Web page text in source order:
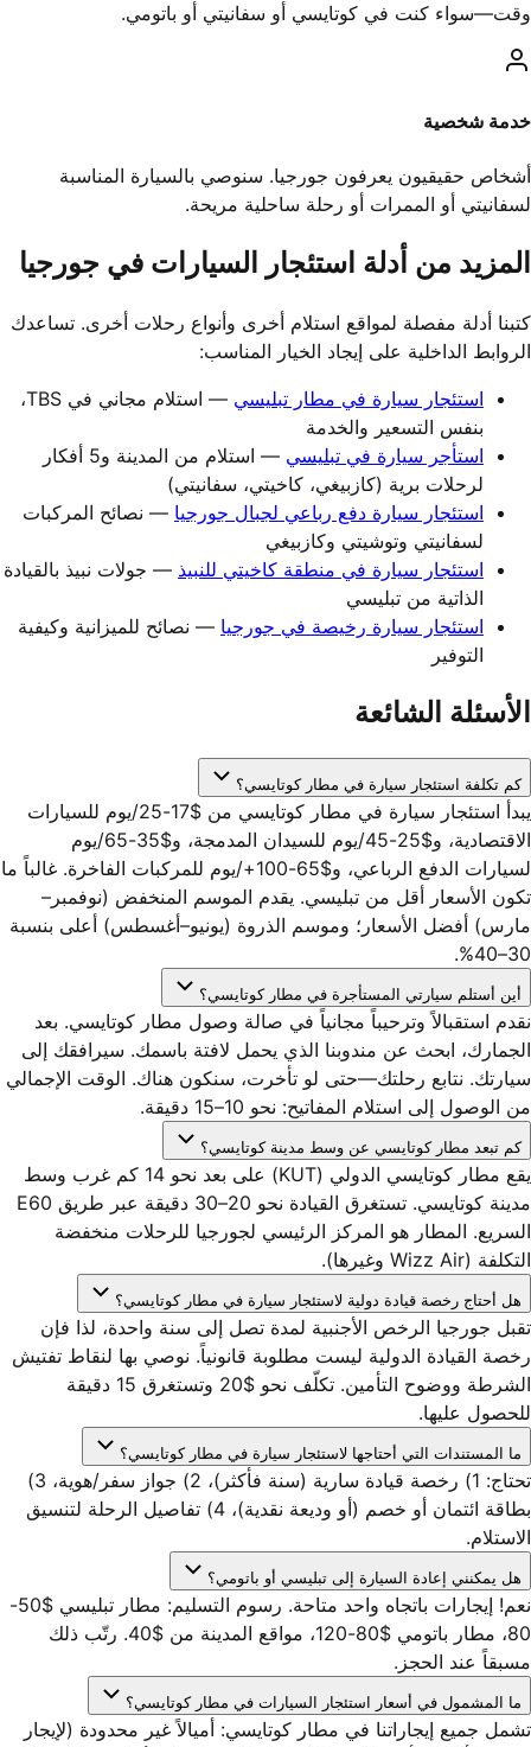
وقت—سواء كنت في كوتايسي أو سفانيتي أو باتومي.
خدمة شخصية
أشخاص حقيقيون يعرفون جورجيا. سنوصي بالسيارة المناسبة
لسفانيتي أو الممرات أو رحلة ساحلية مريحة.
المزيد من أدلة استئجار السيارات في جورجيا
كتبنا أدلة مفصلة لمواقع استلام أخرى وأنواع رحلات أخرى. تساعدك
الروابط الداخلية على إيجاد الخيار المناسب:
استئجار سيارة في مطار تبليسي
— استلام مجاني في TBS،
بنفس التسعير والخدمة
استأجر سيارة في تبليسي
— استلام من المدينة و5 أفكار
لرحلات برية (كازبيغي، كاخيتي، سفانيتي)
استئجار سيارة دفع رباعي لجبال جورجيا — نصائح المركبات
لسفانيتي وتوشيتي وكازبيغي
استئجار سيارة في منطقة كاخيتي للنبيذ — جولات نبيذ بالقيادة
الذاتية من تبليسي
استئجار سيارة رخيصة في جورجيا — نصائح للميزانية وكيفية
التوفير
الأسئلة الشائعة
كم تكلفة استئجار سيارة في مطار كوتايسي؟
يبدأ استئجار سيارة في مطار كوتايسي من $17-25/يوم للسيارات
الاقتصادية، و$25-45/يوم للسيدان المدمجة، و$35-65/يوم
لسيارات الدفع الرباعي، و$65-100+/يوم للمركبات الفاخرة. غالباً ما
تكون الأسعار أقل من تبليسي. يقدم الموسم المنخفض (نوفمبر–
مارس) أفضل الأسعار؛ وموسم الذروة (يونيو–أغسطس) أعلى بنسبة
30–40%.
أين أستلم سيارتي المستأجرة في مطار كوتايسي؟
نقدم استقبالاً وترحيباً مجانياً في صالة وصول مطار كوتايسي. بعد
الجمارك، ابحث عن مندوبنا الذي يحمل لافتة باسمك. سيرافقك إلى
سيارتك. نتابع رحلتك—حتى لو تأخرت، سنكون هناك. الوقت الإجمالي
من الوصول إلى استلام المفاتيح: نحو 10–15 دقيقة.
كم تبعد مطار كوتايسي عن وسط مدينة كوتايسي؟
يقع مطار كوتايسي الدولي (KUT) على بعد نحو 14 كم غرب وسط
مدينة كوتايسي. تستغرق القيادة نحو 20–30 دقيقة عبر طريق E60
السريع. المطار هو المركز الرئيسي لجورجيا للرحلات منخفضة
التكلفة (Wizz Air وغيرها).
هل أحتاج رخصة قيادة دولية لاستئجار سيارة في مطار كوتايسي؟
تقبل جورجيا الرخص الأجنبية لمدة تصل إلى سنة واحدة، لذا فإن
رخصة القيادة الدولية ليست مطلوبة قانونياً. نوصي بها لنقاط تفتيش
الشرطة ووضوح التأمين. تكلّف نحو $20 وتستغرق 15 دقيقة
للحصول عليها.
ما المستندات التي أحتاجها لاستئجار سيارة في مطار كوتايسي؟
تحتاج: 1) رخصة قيادة سارية (سنة فأكثر)، 2) جواز سفر/هوية، 3)
بطاقة ائتمان أو خصم (أو وديعة نقدية)، 4) تفاصيل الرحلة لتنسيق
الاستلام.
هل يمكنني إعادة السيارة إلى تبليسي أو باتومي؟
نعم! إيجارات باتجاه واحد متاحة. رسوم التسليم: مطار تبليسي $50-
80، مطار باتومي $80-120، مواقع المدينة من $40. رتّب ذلك
مسبقاً عند الحجز.
ما المشمول في أسعار استئجار السيارات في مطار كوتايسي؟
تشمل جميع إيجاراتنا في مطار كوتايسي: أميالاً غير محدودة (لإيجار